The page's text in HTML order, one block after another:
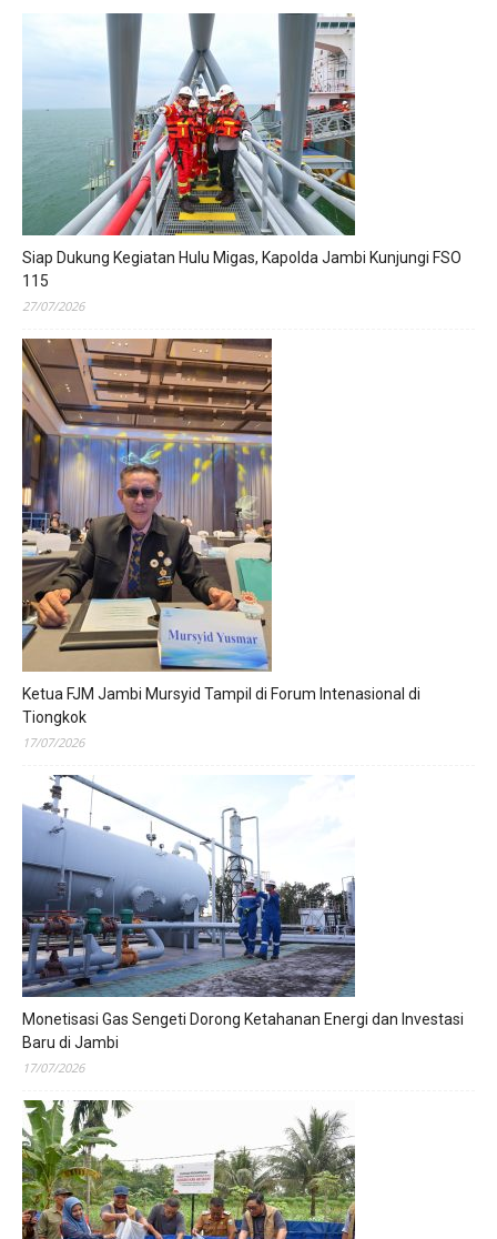
Siap Dukung Kegiatan Hulu Migas, Kapolda Jambi Kunjungi FSO
115
27/07/2026
Ketua FJM Jambi Mursyid Tampil di Forum Intenasional di
Tiongkok
17/07/2026
Monetisasi Gas Sengeti Dorong Ketahanan Energi dan Investasi
Baru di Jambi
17/07/2026